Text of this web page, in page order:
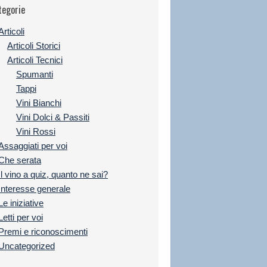
Articoli Storici
Articoli Tecnici
Spumanti
Tappi
Vini Bianchi
Vini Dolci & Passiti
Vini Rossi
per voi
serata
vino a quiz, quanto ne sai?
generale
iniziative
per voi
e riconoscimenti